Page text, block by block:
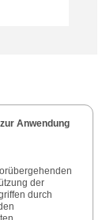
Anwendung
der
durch